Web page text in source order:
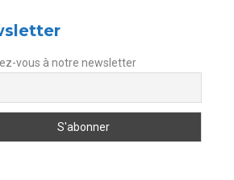
vous à notre newsletter